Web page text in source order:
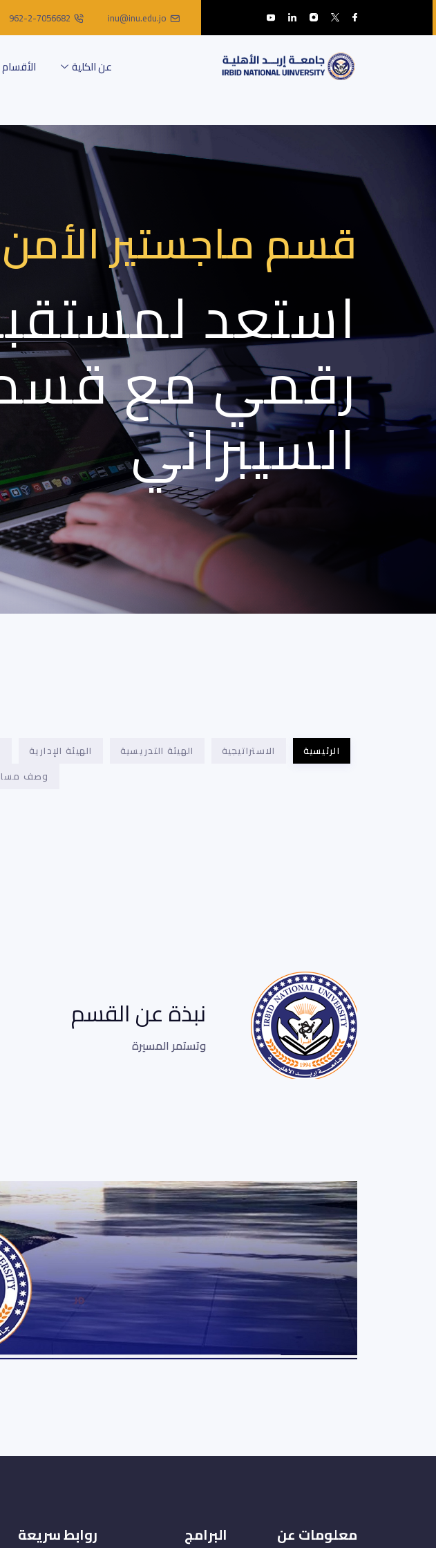
inu@inu.edu.jo
962-2-7056682
عن الكلية الأقسام
قسم ماجستير الأمن
استعد
رقمي مع
السيبراني
الرئيسية الاستراتيجية الهيئة التدريسية الهيئة الإدارية
وصف
نبذة عن القسم
وتستمر المسيرة
معلومات عن البرامج روابط سريعة